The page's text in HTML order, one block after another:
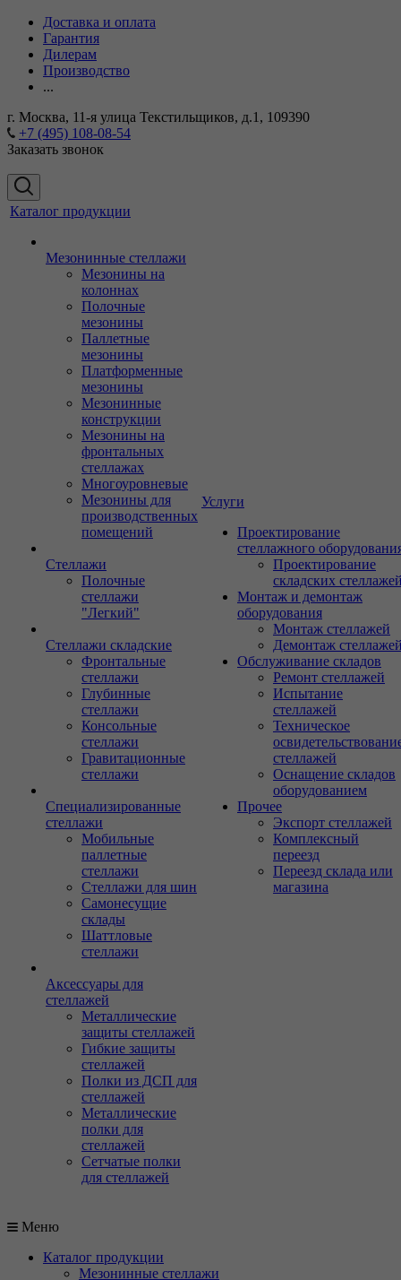
Доставка и оплата
Гарантия
Дилерам
Производство
...
г. Москва, 11-я улица Текстильщиков, д.1, 109390
+7 (495) 108-08-54
Заказать звонок
Каталог продукции
Мезонинные стеллажи
Мезонины на
колоннах
Полочные
мезонины
Паллетные
мезонины
Платформенные
мезонины
Мезонинные
конструкции
Мезонины на
фронтальных
стеллажах
Многоуровневые
Мезонины для
производственных
помещений
Стеллажи
Полочные
стеллажи
"Легкий"
Стеллажи складские
Фронтальные
стеллажи
Глубинные
стеллажи
Консольные
стеллажи
Гравитационные
стеллажи
Специализированные
стеллажи
Мобильные
паллетные
стеллажи
Стеллажи для шин
Самонесущие
склады
Шаттловые
стеллажи
Аксессуары для
стеллажей
Металлические
защиты стеллажей
Гибкие защиты
стеллажей
Полки из ДСП для
стеллажей
Металлические
полки для
стеллажей
Сетчатые полки
для стеллажей
Услуги
Проектирование
стеллажного
Проектирование
складских
Монтаж и демонтаж
оборудования
Монтаж стеллажей
Демонтаж
Обслуживание складов
Ремонт стеллажей
Испытание
стеллажей
Техническое
стеллажей
Оснащение складов
оборудованием
Прочее
Экспорт стеллажей
Комплексный
переезд
Переезд склада или
магазина
Меню
Каталог продукции
Мезонинные стеллажи